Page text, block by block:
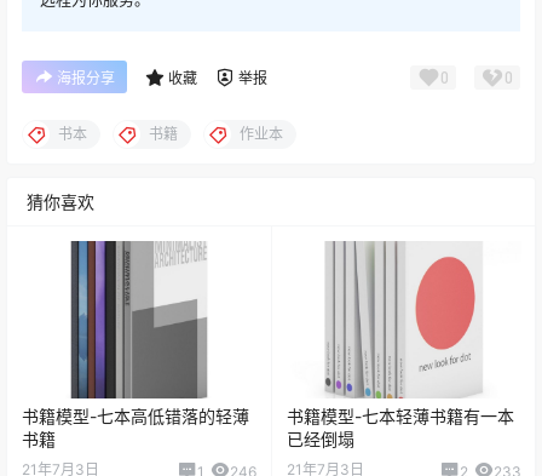
海报分享 收藏 举报 0 0
书本 书籍 作业本
猜你喜欢
书籍模型-七本高低错落的轻薄
书籍
21年7月3日 1 246
书籍模型-七本轻薄书籍有一本
已经倒塌
21年7月3日 2 233